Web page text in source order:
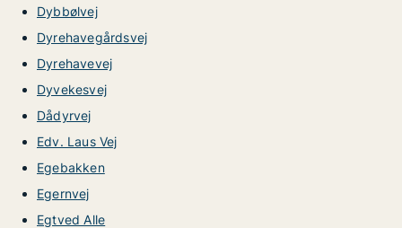
Dybbølvej
Dyrehavegårdsvej
Dyrehavevej
Dyvekesvej
Dådyrvej
Edv. Laus Vej
Egebakken
Egernvej
Egtved Alle